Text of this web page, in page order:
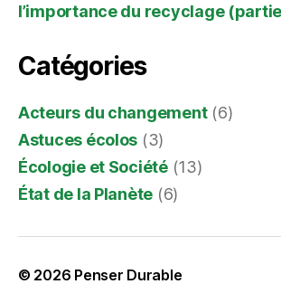
l’importance du recyclage
Catégories
Acteurs du changement(6)
Astuces écolos (3)
Écologie et Société(13)
État de la Planète (6)
© 2026 Penser Durable